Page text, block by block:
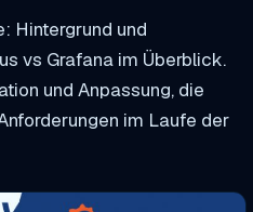
Hintergrund und
vs Grafana im Überblick.
und Anpassung, die
im Laufe der